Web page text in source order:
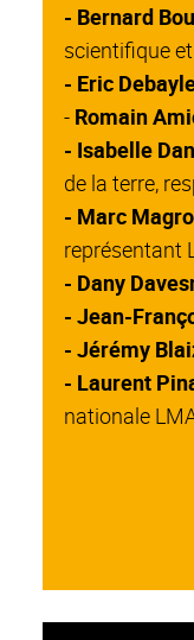
- Bernard
scientifique
- Eric
- Romain
- Isabelle
de la terre,
- Marc
représentant
- Dany
- Jean-
- Jérémy
- Laurent
nationale